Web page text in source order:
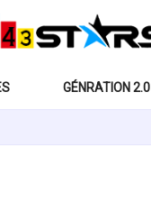
GÉNRATION 2.0